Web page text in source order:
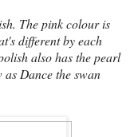
The pink colour is
different by each
also has the pearl
Dance the swan